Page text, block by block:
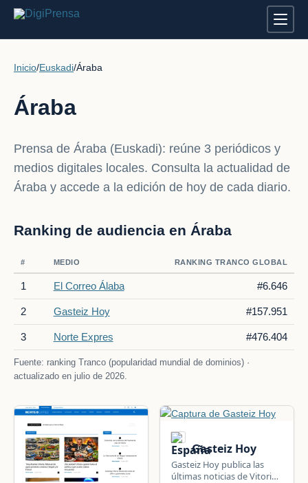
Inicio/Euskadi/Áraba
Áraba
Prensa de Áraba (Euskadi): reúne 3 periódicos y
medios digitales locales. Consulta la actualidad de
Áraba y accede a la edición de hoy de cada diario.
Ranking de audiencia en Áraba
# MEDIO RANKING TRANCO GLOBAL
1 El Correo Álaba #6.646
2 Gasteiz Hoy #157.951
3 Norte Expres #476.404
Fuente: ranking Tranco (popularidad mundial de dominios) ·
actualizado en julio de 2026.
Gasteiz Hoy
Gasteiz Hoy publica las
últimas noticias de Vitoria